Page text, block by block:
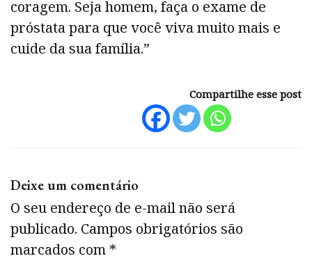
coragem. Seja homem, faça o exame de
próstata para que você viva muito mais e
cuide da sua família.”
Compartilhe esse post
Deixe um comentário
O seu endereço de e-mail não será
publicado. Campos obrigatórios são
marcados com *